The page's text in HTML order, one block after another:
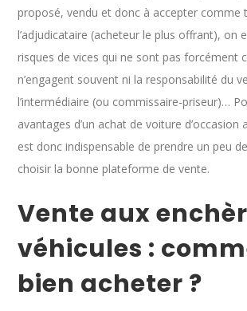
proposé, vendu et donc à accepter comme
l’adjudicataire (acheteur le plus offrant), on
risques de vices qui ne sont pas forcément
n’engagent souvent ni la responsabilité du
l’intermédiaire (ou commissaire-priseur)…
avantages d’un achat de voiture d’occasion
est donc indispensable de prendre un peu
choisir la bonne plateforme de vente.
Vente aux
véhicules :
bien acheter ?